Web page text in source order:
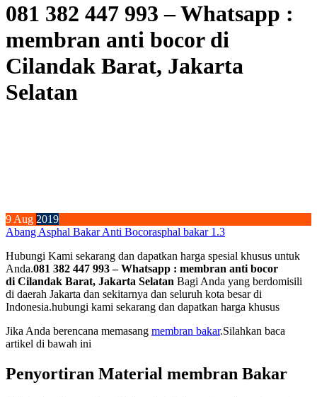
081 382 447 993 – Whatsapp :
membran anti bocor di
Cilandak Barat, Jakarta
Selatan
9Aug 2019
Abang Asphal Bakar Anti Bocorasphal bakar 1.3
Hubungi Kami sekarang dan dapatkan harga spesial khusus untuk
Anda.081 382 447 993 – Whatsapp : membran anti bocor
di Cilandak Barat, Jakarta Selatan Bagi Anda yang berdomisili
di daerah Jakarta dan sekitarnya dan seluruh kota besar di
Indonesia.hubungi kami sekarang dan dapatkan harga khusus
Jika Anda berencana memasang membran bakar.Silahkan baca
artikel di bawah ini
Penyortiran Material membran Bakar